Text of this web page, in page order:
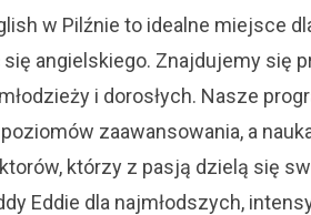
w Pilźnie to idealne miejsce
angielskiego. Znajdujemy się
i dorosłych. Nasze
zaawansowania, a
którzy z pasją dzielą się
Eddie dla najmłodszych,